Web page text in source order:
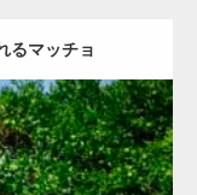
るマッチョ